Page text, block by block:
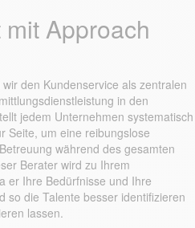
Approach
den Kundenservice als zentralen
in den
jedem Unternehmen systematisch
Seite, um eine reibungslose
während des gesamten
Berater wird zu Ihrem
er Ihre Bedürfnisse und Ihre
so die Talente besser identifizieren
lassen.